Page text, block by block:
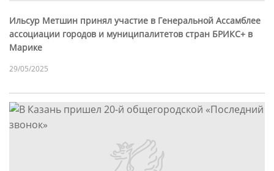
Ильсур Метшин принял участие в Генеральной Ассамблее
ассоциации городов и муниципалитетов стран БРИКС+ в
Марике
29/05/2025